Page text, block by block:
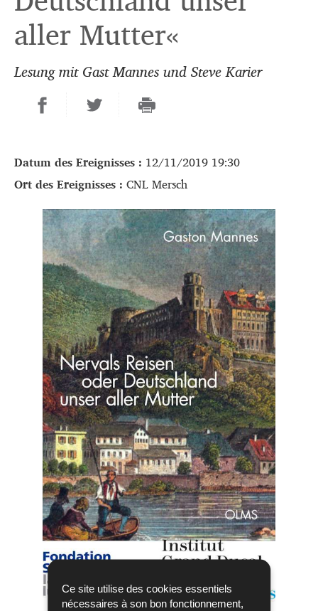
Ce site utilise des cookies essentiels
nécessaires à son bon fonctionnement,
aller Mutter«
Lesung mit Gast Mannes und Steve Karier
Datum des Ereignisses : 12/11/2019 19:30
Ort des Ereignisses : CNL Mersch